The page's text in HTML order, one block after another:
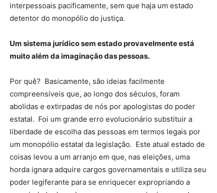
interpessoais pacificamente, sem que haja um estado
detentor do monopólio do justiça.
Um sistema jurídico sem estado provavelmente está
muito além da imaginação das pessoas.
Por quê? Basicamente, são ideias facilmente
compreensíveis que, ao longo dos séculos, foram
abolidas e extirpadas de nós por apologistas do poder
estatal. Foi um grande erro evolucionário substituir a
liberdade de escolha das pessoas em termos legais por
um monopólio estatal da legislação. Este atual estado de
coisas levou a um arranjo em que, nas eleições, uma
horda ignara adquire cargos governamentais e utiliza seu
poder legiferante para se enriquecer expropriando a